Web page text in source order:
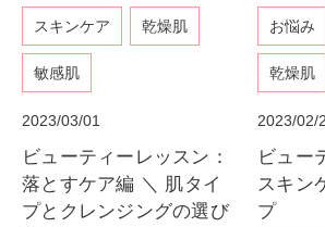
スキンケア 乾燥肌
敏感肌
2023/03/01
ビューティーレッスン：
落とすケア編 ＼ 肌タイ
プとクレンジングの選び
お悩み
乾燥肌
2023/02/
ビュー
スキン
プ